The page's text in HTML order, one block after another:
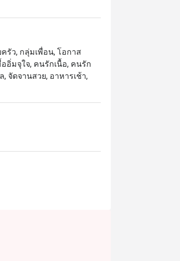
หรับมื้อกลางวันและมื้อค่ำ
บ สถานีรถไฟฟ้า BTS
นอร์ หรือโอกาสพิเศษ เมนู
ะสำหรับผู้ที่มองหาบุฟเฟ่ต์
ลที่สะดวกใกล้ BTS ชิดลม
รัว, กลุ่มเพื่อน, โอกาส
อิ่มจุใจ, คนรักเนื้อ, คนรัก
, จัดจานสวย, อาหารเช้า,